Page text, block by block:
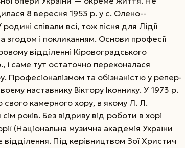
8 вересня 1953 р. у с. Олено-­
співали всі, тож пісня для Лідії
і покликанням. Основи професії
відділенні Кіровоградського
і саме тут остаточно переконалася
Професіоналізмом та обізнаністю у репер­
наставнику Віктору Іконнику. У 1973 р.
свого камерного хору, в якому Л. Л.
років. Без відриву від роботи в хорі
(Національна музична академія України
відділення. Під керівництвом Зої Христич